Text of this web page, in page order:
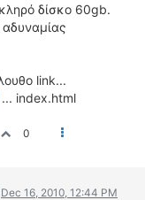
δίσκο 60gb.
link...
... index.html
0
Dec 16, 2010, 12:44 PM